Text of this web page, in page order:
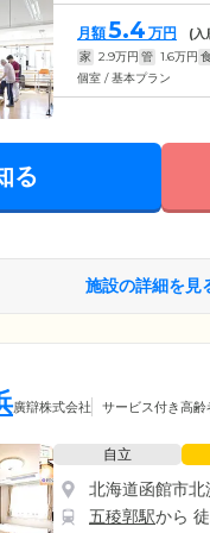
月額5.4 万円 (入
家 2.9万円 管 1.6万円
個室 / 基本プラン
る
施設の詳細を見
廣辯株式会社 サービス付き高
自立
北海道函館市北
五稜郭駅から